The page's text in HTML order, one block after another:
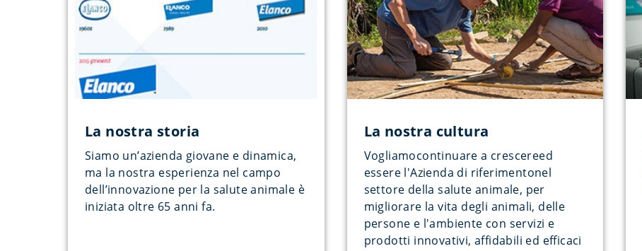
La nostra storia
Siamo un’azienda giovane e dinamica,
ma la nostra esperienza nel campo
dell’innovazione per la salute animale è
iniziata oltre 65 anni fa.
La nostra cultura
Vogliamocontinuare a crescereed
essere l'Azienda di riferimentonel
settore della salute animale, per
migliorare la vita degli animali, delle
persone e l'ambiente con servizi e
prodotti innovativi, affidabili ed efficaci